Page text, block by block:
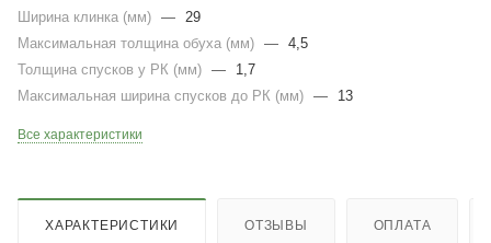
Ширина клинка (мм) — 29
Максимальная толщина обуха (мм) — 4,5
Толщина спусков у РК (мм) —
1,7
Максимальная ширина спусков до РК (мм) — 13
Все характеристики
ХАРАКТЕРИСТИКИ ОТЗЫВЫ ОПЛАТА